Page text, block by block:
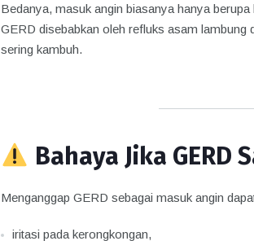
Bedanya, masuk angin biasanya hanya
GERD disebabkan oleh refluks asam lambung
sering kambuh.
Bahaya Jika GERD
Menganggap GERD sebagai masuk angin
iritasi pada kerongkongan,